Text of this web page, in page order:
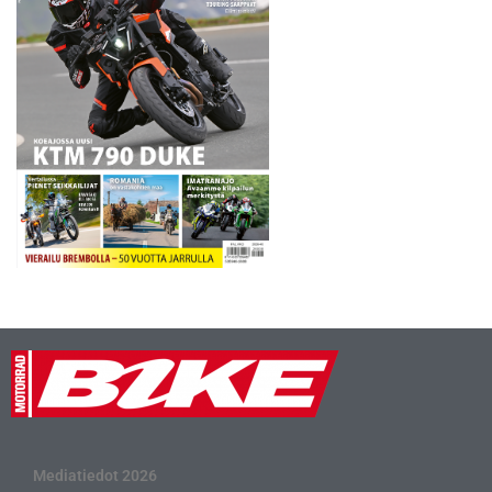
Mediatiedot 2026